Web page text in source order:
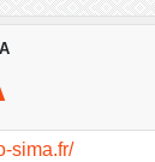
sima.fr/